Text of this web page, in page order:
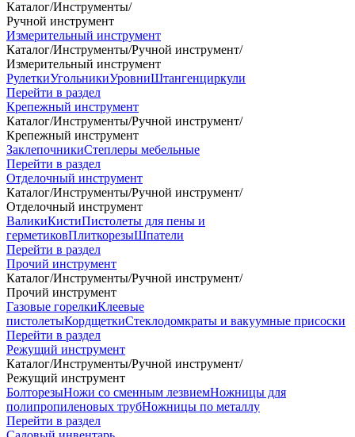
Каталог/Инструменты/
Ручной инструмент
Измерительный инструмент
Каталог/Инструменты/Ручной инструмент/
Измерительный инструмент
РулеткиУгольникиУровниШтангенциркули
Перейти в раздел
Крепежный инструмент
Каталог/Инструменты/Ручной инструмент/
Крепежный инструмент
ЗаклепочникиСтеплеры мебельные
Перейти в раздел
Отделочный инструмент
Каталог/Инструменты/Ручной инструмент/
Отделочный инструмент
ВаликиКистиПистолеты для пены и
герметиковПлиткорезыШпатели
Перейти в раздел
Прочий инструмент
Каталог/Инструменты/Ручной инструмент/
Прочий инструмент
Газовые горелкиКлеевые
пистолетыКордщеткиСтеклодомкраты и вакуумные присоски
Перейти в раздел
Режущий инструмент
Каталог/Инструменты/Ручной инструмент/
Режущий инструмент
БолторезыНожи со сменным лезвиемНожницы для
полипропиленовых трубНожницы по металлу
Перейти в раздел